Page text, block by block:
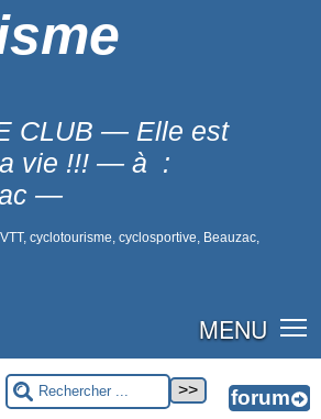
CLUB — Elle est
vie !!! — à :
—
cyclotourisme, cyclosportive, Beauzac,
MENU